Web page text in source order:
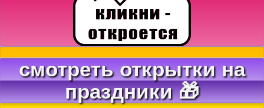
смотреть открытки на
праздники 🎁